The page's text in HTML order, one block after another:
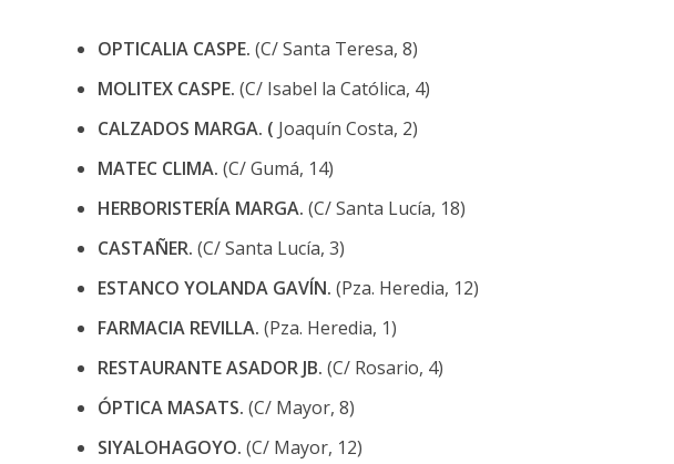
OPTICALIA CASPE. (C/ Santa Teresa, 8)
MOLITEX CASPE. (C/ Isabel la Católica, 4)
CALZADOS MARGA. ( Joaquín Costa, 2)
MATEC CLIMA. (C/ Gumá, 14)
HERBORISTERÍA MARGA. (C/ Santa Lucía, 18)
CASTAÑER. (C/ Santa Lucía, 3)
ESTANCO YOLANDA GAVÍN. (Pza. Heredia, 12)
FARMACIA REVILLA. (Pza. Heredia, 1)
RESTAURANTE ASADOR JB. (C/ Rosario, 4)
ÓPTICA MASATS. (C/ Mayor, 8)
SIYALOHAGOYO. (C/ Mayor, 12)